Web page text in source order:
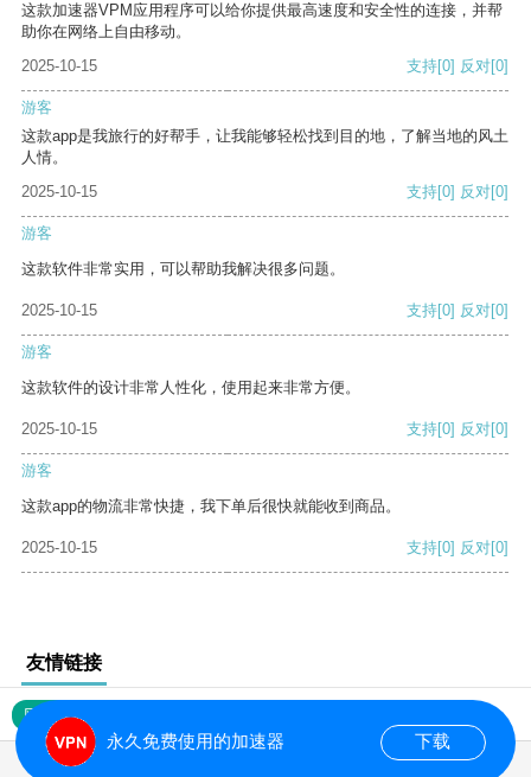
这款加速器VPM应用程序可以给你提供最高速度和安全性的连接，并帮
助你在网络上自由移动。
2025-10-15
支持[0] 反对[0]
游客
这款app是我旅行的好帮手，让我能够轻松找到目的地，了解当地的风土
人情。
2025-10-15
支持[0] 反对[0]
游客
这款软件非常实用，可以帮助我解决很多问题。
2025-10-15 支持[0] 反对[0]
游客
这款软件的设计非常人性化，使用起来非常方便。
2025-10-15 支持[0] 反对[0]
游客
这款app的物流非常快捷，我下单后很快就能收到商品。
2025-10-15 支持[0] 反对[0]
友情链接
网站地图
永久免费使用的加速器 下载